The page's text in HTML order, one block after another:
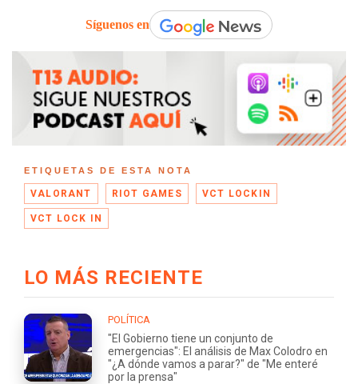
Síguenos en
ETIQUETAS DE ESTA NOTA
VALORANT RIOT GAMES VCT LOCKIN
VCT LOCK IN
LO MÁS RECIENTE
POLÍTICA
"El Gobierno tiene un conjunto de
emergencias": El análisis de Max Colodro en
"¿A dónde vamos a parar?" de "Me enteré
por la prensa"